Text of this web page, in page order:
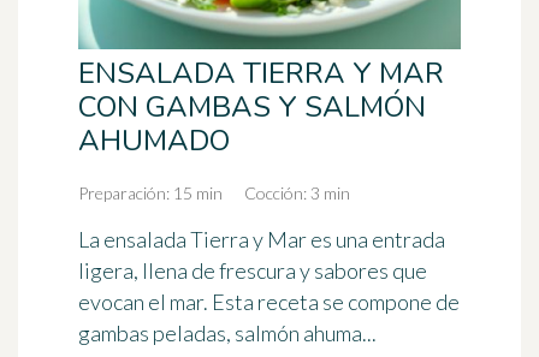
ENSALADA TIERRA Y MAR
CON GAMBAS Y SALMÓN
AHUMADO
Preparación: 15 min Cocción: 3 min
La ensalada Tierra y Mar es una entrada
ligera, llena de frescura y sabores que
evocan el mar. Esta receta se compone de
gambas peladas, salmón ahuma...